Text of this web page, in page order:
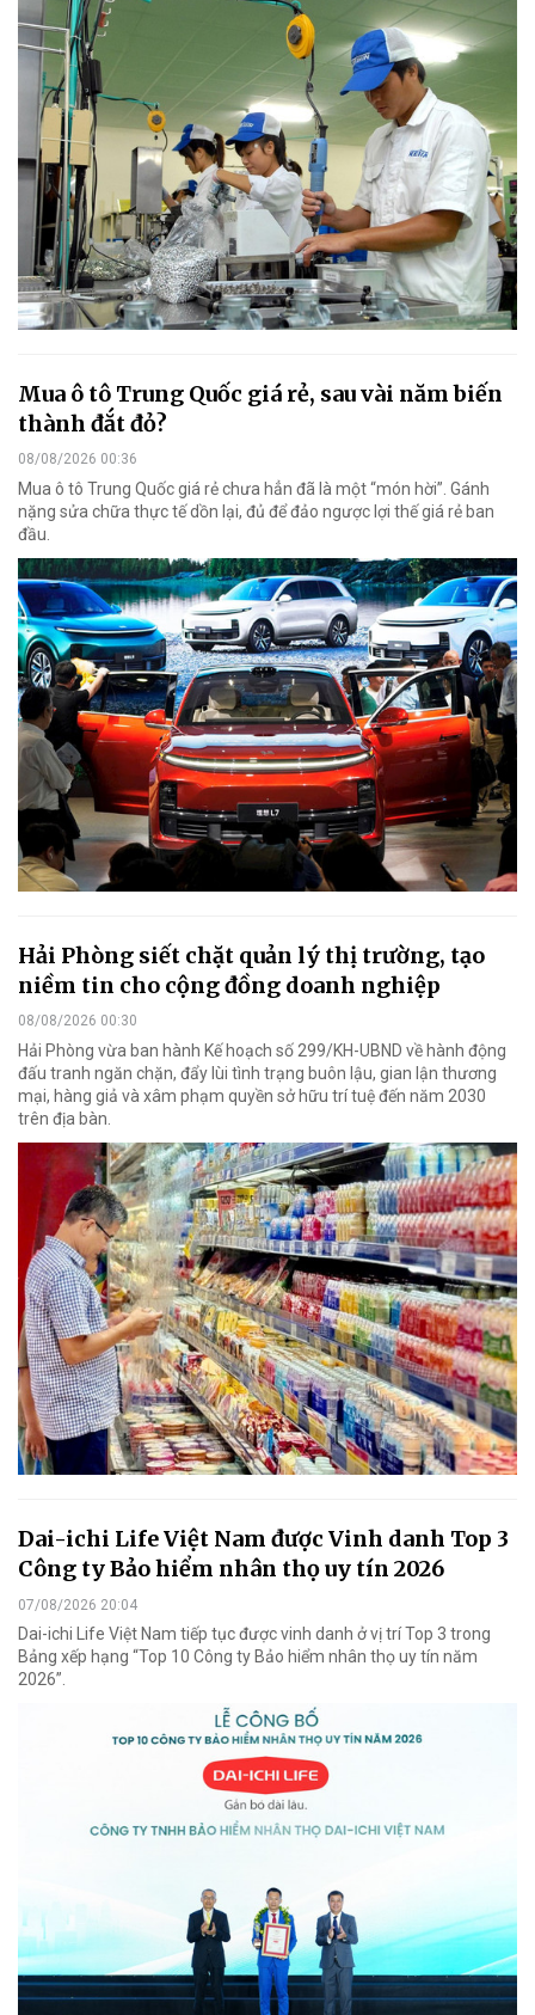
Mua ô tô Trung Quốc giá rẻ, sau vài năm biến
thành đắt đỏ?
08/08/2026 00:36
Mua ô tô Trung Quốc giá rẻ chưa hẳn đã là một “món hời”. Gánh
nặng sửa chữa thực tế dồn lại, đủ để đảo ngược lợi thế giá rẻ ban
đầu.
Hải Phòng siết chặt quản lý thị trường, tạo
niềm tin cho cộng đồng doanh nghiệp
08/08/2026 00:30
Hải Phòng vừa ban hành Kế hoạch số 299/KH-UBND về hành động
đấu tranh ngăn chặn, đẩy lùi tình trạng buôn lậu, gian lận thương
mại, hàng giả và xâm phạm quyền sở hữu trí tuệ đến năm 2030
trên địa bàn.
Dai-ichi Life Việt Nam được Vinh danh Top 3
Công ty Bảo hiểm nhân thọ uy tín 2026
07/08/2026 20:04
Dai-ichi Life Việt Nam tiếp tục được vinh danh ở vị trí Top 3 trong
Bảng xếp hạng “Top 10 Công ty Bảo hiểm nhân thọ uy tín năm
2026”.